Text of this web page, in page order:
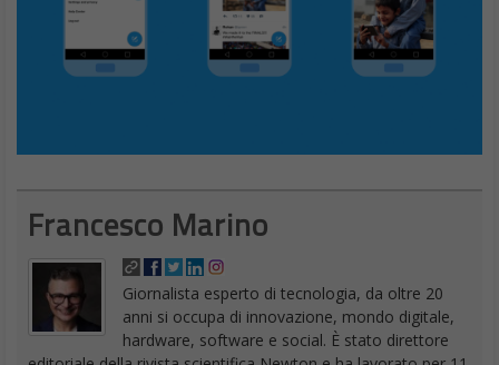
Francesco Marino
Giornalista esperto di tecnologia, da oltre 20
anni si occupa di innovazione, mondo digitale,
hardware, software e social. È stato direttore